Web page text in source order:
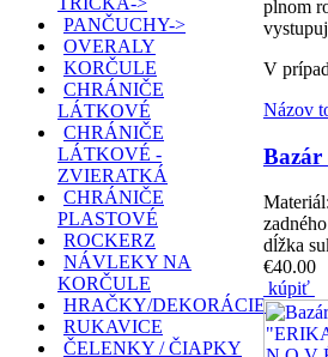
PANČUCHY->
OVERALY
KORČULE
CHRÁNIČE
LÁTKOVÉ
CHRÁNIČE
LÁTKOVÉ -
ZVIERATKÁ
CHRÁNIČE
PLASTOVÉ
ROCKERZ
NÁVLEKY NA
KORČULE
HRAČKY/DEKORÁCIE
RUKAVICE
ČELENKY / ČIAPKY
plnom
V
Názov
dĺžka
€40.00
kúpiť